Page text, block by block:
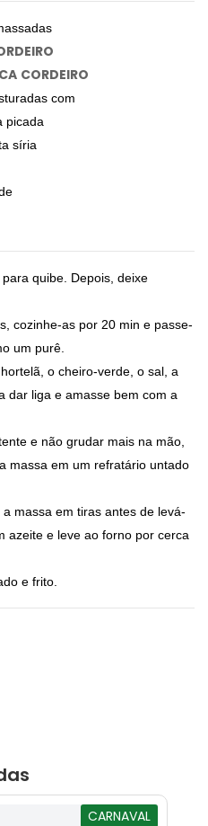
CORDEIRO
com
picada
síria
quibe. Depois, deixe
cozinhe-as por 20 min e passe-
um purê.
o cheiro-verde, o sal, a
dar liga e amasse bem com a
e não grudar mais na mão,
massa em um refratário untado
massa em tiras antes de levá-
azeite e leve ao forno por cerca
e frito.
CARNAVAL